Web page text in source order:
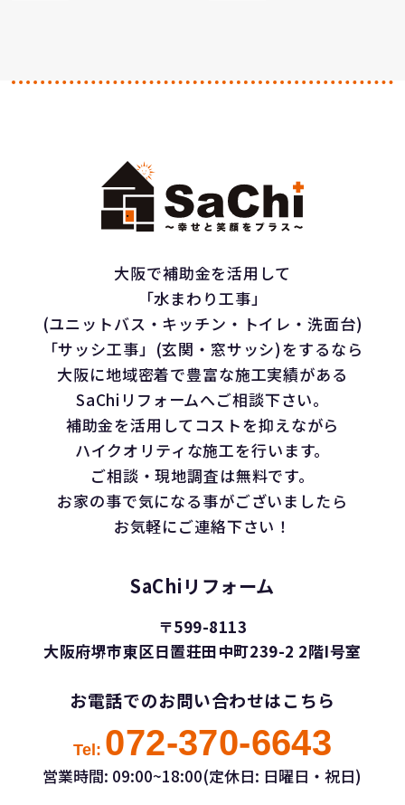
大阪で補助金を活用して
「水まわり工事」
(ユニットバス・キッチン・トイレ・洗面台)
「サッシ工事」(玄関・窓サッシ)をするなら
大阪に地域密着で豊富な施工実績がある
SaChiリフォームへご相談下さい。
補助金を活用してコストを抑えながら
ハイクオリティな施工を行います。
ご相談・現地調査は無料です。
お家の事で気になる事がございましたら
お気軽にご連絡下さい！
SaChiリフォーム
〒599-8113
大阪府堺市東区日置荘田中町239-2 2階I号室
お電話でのお問い合わせはこちら
Tel: 072-370-6643
営業時間: 09:00~18:00(定休日: 日曜日・祝日)